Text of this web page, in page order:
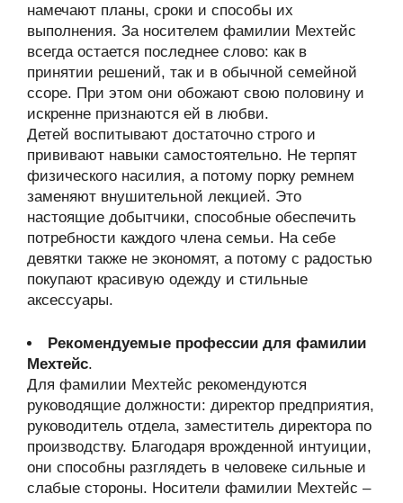
намечают планы, сроки и способы их
выполнения. За носителем фамилии Мехтейс
всегда остается последнее слово: как в
принятии решений, так и в обычной семейной
ссоре. При этом они обожают свою половину и
искренне признаются ей в любви.
Детей воспитывают достаточно строго и
прививают навыки самостоятельно. Не терпят
физического насилия, а потому порку ремнем
заменяют внушительной лекцией. Это
настоящие добытчики, способные обеспечить
потребности каждого члена семьи. На себе
девятки также не экономят, а потому с радостью
покупают красивую одежду и стильные
аксессуары.
Рекомендуемые профессии для фамилии
Мехтейс.
Для фамилии Мехтейс рекомендуются
руководящие должности: директор предприятия,
руководитель отдела, заместитель директора по
производству. Благодаря врожденной интуиции,
они способны разглядеть в человеке сильные и
слабые стороны. Носители фамилии Мехтейс –